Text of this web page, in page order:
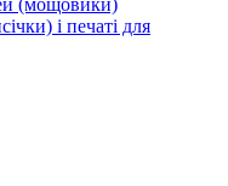
(мощовики)
і печаті для